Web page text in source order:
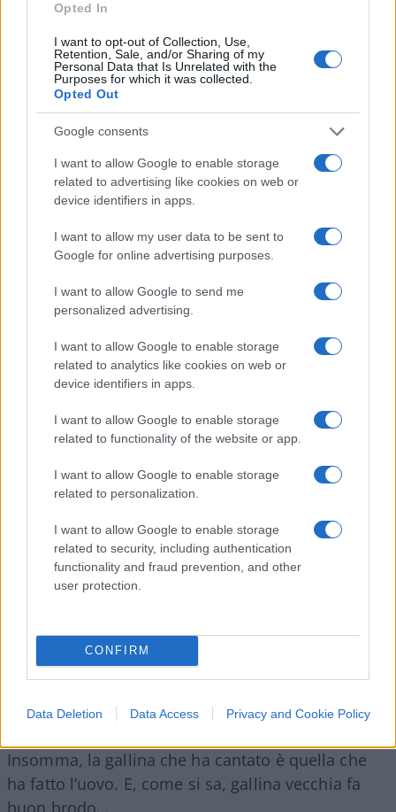
Opted In
I want to opt-out of Collection, Use,
Retention, Sale, and/or Sharing of my
Personal Data that Is Unrelated with the
Purposes for which it was collected.
Opted Out
Google consents
I want to allow Google to enable storage
related to advertising like cookies on web or
device identifiers in apps.
I want to allow my user data to be sent to
Google for online advertising purposes.
I want to allow Google to send me
personalized advertising.
I want to allow Google to enable storage
related to analytics like cookies on web or
device identifiers in apps.
I want to allow Google to enable storage
related to functionality of the website or app.
I want to allow Google to enable storage
related to personalization.
I want to allow Google to enable storage
related to security, including authentication
functionality and fraud prevention, and other
user protection.
CONFIRM
Data Deletion Data Access Privacy and Cookie Policy
chiedendo che su Ustica si faccia chiarezza
perché hanno capito il giochetto e si son presto
visti orfani di Mattarella, loro protettore politico.
Giuliano Amato, benché uomo di establishment,
non è Mattarella. Negli anni scorsi aveva criticato
il funzionamento della moneta unica perché
sprovvista di una banca centrale che faccia da
prestatrice di ultima istanza, ed era vecchio amico
di Silvio Berlusconi. Inoltre, nel settembre 1992,
dallo SME(sistema monetario europeo), il nonno
dell’euro. È chiaro che, benché uomo di sinistra (è
stato l’ultimo presidente del Consiglio della
legislatura, a maggioranza di centrosinistra),
non è uno di quei catto-comunisti capaci dei soliti
imbrogli tipici dei vecchi volponi Dc-Pds; quindi,
non dispiace né a Meloni né a Salvini, e
tantomeno dovrebbe dispiacere a Forza Italia.
Anzi, al centrodestra conviene pure, visto che, in
assenza di un accordo in tal senso, si sorbirebbe
Mattarella e le sue dichiarazioni politiche pro
accettare il “compromesso Amato”, che
quantomeno non proviene dall’area dem. E
eventuale incidente di percorso possa portare al
Insomma, la gallina che ha cantato è quella che
ha fatto l’uovo. E, come si sa, gallina vecchia fa
buon brodo…